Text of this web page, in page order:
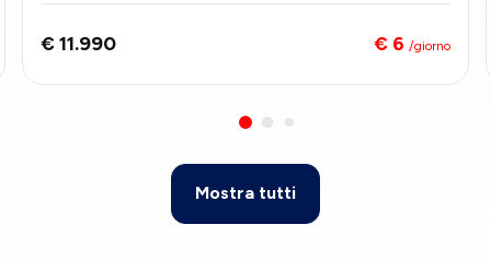
€ 11.990 € 6 /giorno
Mostra tutti